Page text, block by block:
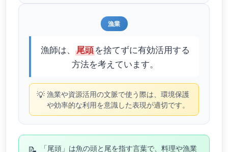
漁業
漁師は、 尾頭を捨てずに有効活用する
方法を考えています。
💡 漁業や資源活用の文脈で使う際は、環境保護
や効率的な利用を意識した表現が適切です。
「尾頭」は魚の頭と尾を指す言葉で、料理や漁業